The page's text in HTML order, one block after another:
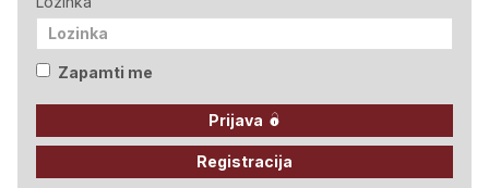
Zapamti me
Prijava
Registracija